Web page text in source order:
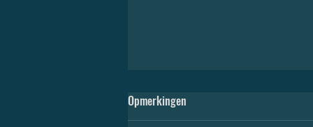
Opmerkingen